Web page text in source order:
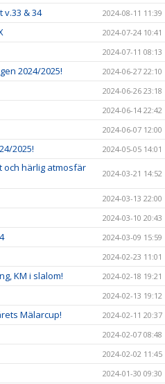
& 34 2024-08-11 11:39
2024-07-24 10:41
2024-07-11 08:13
2024/2025! 2024-06-27 22:10
2024-06-26 23:18
2024-06-14 22:42
2024-06-07 12:00
2025! 2024-05-05 14:01
och härlig atmosfär
2024-03-21 14:52
2024-03-13 22:00
2024-03-10 20:43
2024-03-09 15:59
2024-02-23 11:01
KM i slalom! 2024-02-18 19:21
2024-02-13 19:12
Mälarcup! 2024-02-11 20:37
2024-02-07 08:48
2024-02-02 11:45
2024-01-30 09:30